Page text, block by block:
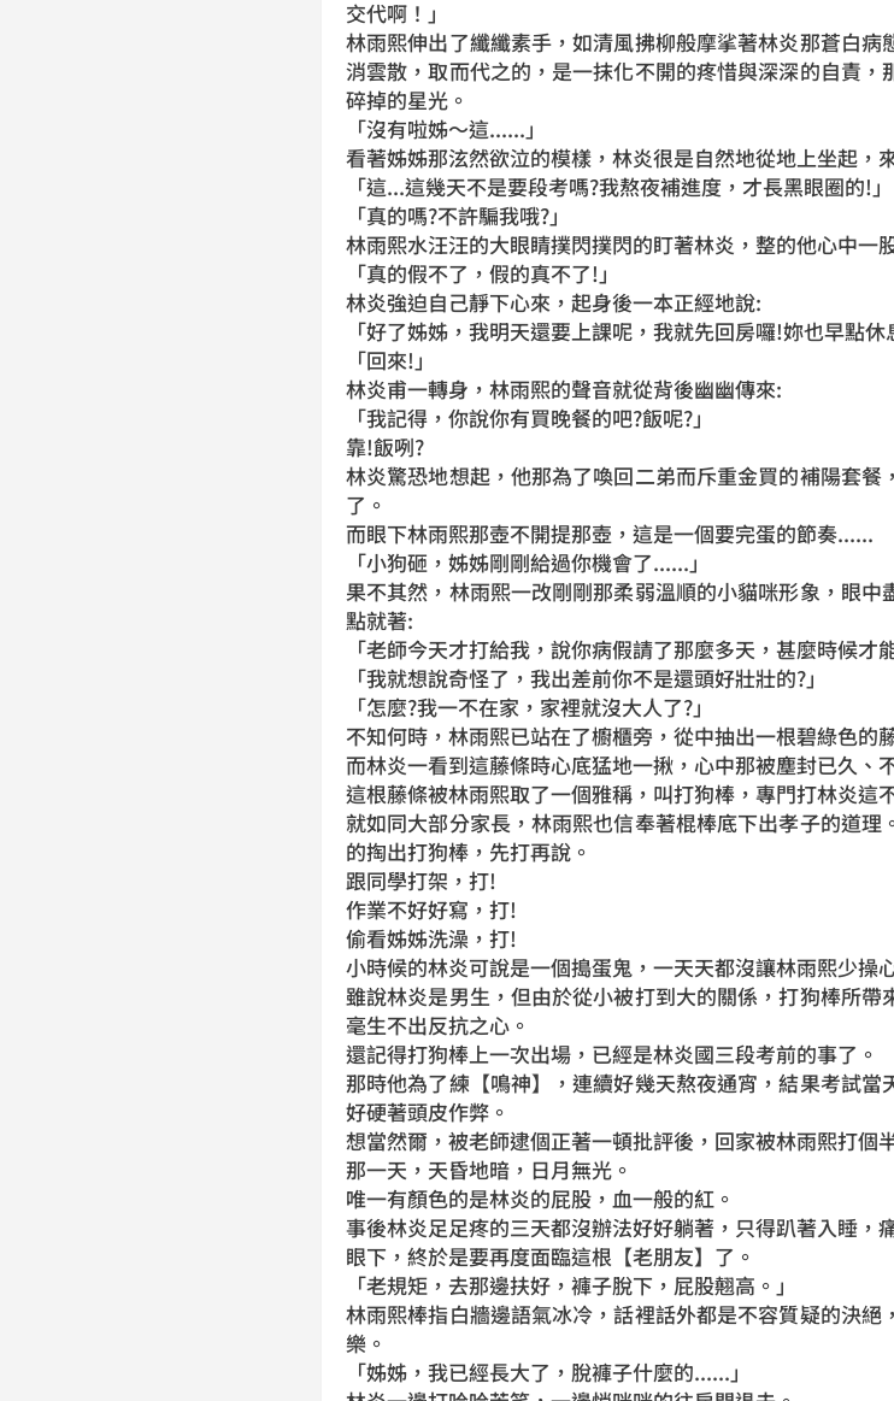
交代啊！」
林雨熙伸出了纖纖素手，如清風拂柳般摩挲著林炎那蒼白
消雲散，取而代之的，是一抹化不開的疼惜與深深的自責
碎掉的星光。
「沒有啦姊～這......」
看著姊姊那泫然欲泣的模樣，林炎很是自然地從地上坐起，
「這...這幾天不是要段考嗎?我熬夜補進度，才長黑眼圈的!」
「真的嗎?不許騙我哦?」
林雨熙水汪汪的大眼睛撲閃撲閃的盯著林炎，整的他心中一
「真的假不了，假的真不了!」
林炎強迫自己靜下心來，起身後一本正經地說:
「好了姊姊，我明天還要上課呢，我就先回房囉!妳也早點休
「回來!」
林炎甫一轉身，林雨熙的聲音就從背後幽幽傳來:
「我記得，你說你有買晚餐的吧?飯呢?」
靠!飯咧?
林炎驚恐地想起，他那為了喚回二弟而斥重金買的補陽套
了。
而眼下林雨熙那壺不開提那壺，這是一個要完蛋的節奏......
「小狗砸，姊姊剛剛給過你機會了......」
果不其然，林雨熙一改剛剛那柔弱溫順的小貓咪形象，眼
點就著:
「老師今天才打給我，說你病假請了那麼多天，甚麼時候才
「我就想說奇怪了，我出差前你不是還頭好壯壯的?」
「怎麼?我一不在家，家裡就沒大人了?」
不知何時，林雨熙已站在了櫥櫃旁，從中抽出一根碧綠色的
而林炎一看到這藤條時心底猛地一揪，心中那被塵封已久、
這根藤條被林雨熙取了一個雅稱，叫打狗棒，專門打林炎這
就如同大部分家長，林雨熙也信奉著棍棒底下出孝子的道
的掏出打狗棒，先打再說。
跟同學打架，打!
作業不好好寫，打!
偷看姊姊洗澡，打!
小時候的林炎可說是一個搗蛋鬼，一天天都沒讓林雨熙少操
雖說林炎是男生，但由於從小被打到大的關係，打狗棒所
毫生不出反抗之心。
還記得打狗棒上一次出場，已經是林炎國三段考前的事了。
那時他為了練【鳴神】，連續好幾天熬夜通宵，結果考試
好硬著頭皮作弊。
想當然爾，被老師逮個正著一頓批評後，回家被林雨熙打個
那一天，天昏地暗，日月無光。
唯一有顏色的是林炎的屁股，血一般的紅。
事後林炎足足疼的三天都沒辦法好好躺著，只得趴著入睡，
眼下，終於是要再度面臨這根【老朋友】了。
「老規矩，去那邊扶好，褲子脫下，屁股翹高。」
林雨熙棒指白牆邊語氣冰冷，話裡話外都是不容質疑的決
樂。
「姊姊，我已經長大了，脫褲子什麼的......」